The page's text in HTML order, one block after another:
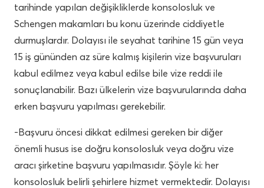
tarihinde yapılan değişikliklerde konsolosluk ve
Schengen makamları bu konu üzerinde ciddiyetle
durmuşlardır. Dolayısı ile seyahat tarihine 15 gün veya
15 iş gününden az süre kalmış kişilerin vize başvuruları
kabul edilmez veya kabul edilse bile vize reddi ile
sonuçlanabilir. Bazı ülkelerin vize başvurularında daha
erken başvuru yapılması gerekebilir.
-Başvuru öncesi dikkat edilmesi gereken bir diğer
önemli husus ise doğru konsolosluk veya doğru vize
aracı şirketine başvuru yapılmasıdır. Şöyle ki: her
konsolosluk belirli şehirlere hizmet vermektedir. Dolayısı